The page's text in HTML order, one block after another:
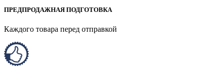
ПРЕДПРОДАЖНАЯ ПОДГОТОВКА
Каждого товара перед отправкой